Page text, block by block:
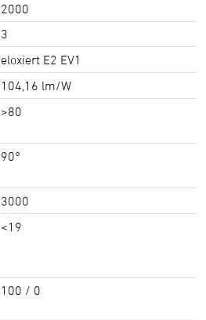
2000
3
eloxiert E2 EV1
104,16 lm/W
>80
90°
3000
<19
100 / 0